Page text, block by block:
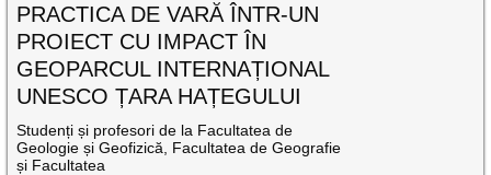
PRACTICA DE VARĂ ÎNTR-UN
PROIECT CU IMPACT ÎN
GEOPARCUL INTERNAȚIONAL
UNESCO ȚARA HAȚEGULUI
Studenți și profesori de la Facultatea de
Geologie și Geofizică, Facultatea de Geografie
și Facultatea